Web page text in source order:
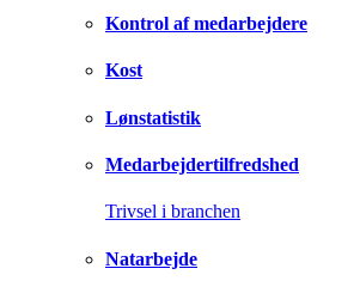
Kontrol af medarbejdere
Kost
Lønstatistik
Medarbejdertilfredshed
Trivsel i branchen
Natarbejde